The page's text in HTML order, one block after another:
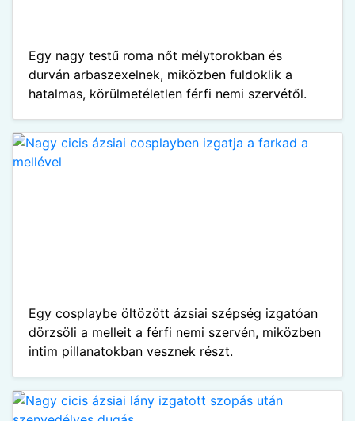
Egy nagy testű roma nőt mélytorokban és
durván arbaszexelnek, miközben fuldoklik a
hatalmas, körülmetéletlen férfi nemi szervétől.
Egy cosplaybe öltözött ázsiai szépség izgatóan
dörzsöli a melleit a férfi nemi szervén, miközben
intim pillanatokban vesznek részt.